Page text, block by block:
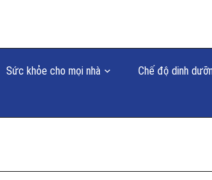
Sức khỏe cho mọi nhà
Chế độ dinh